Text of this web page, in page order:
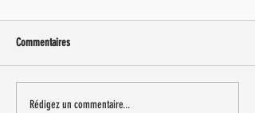
Commentaires
Rédigez un commentaire...